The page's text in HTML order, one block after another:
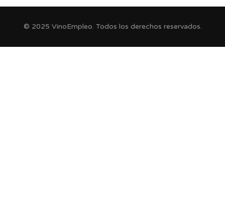
© 2025 VinoEmpleo. Todos los derechos reservados.